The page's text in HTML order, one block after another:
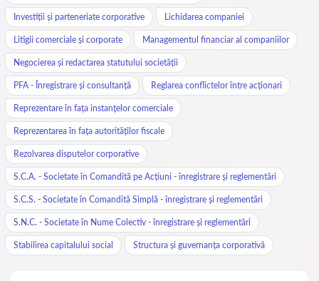
Investiții și parteneriate corporative Lichidarea companiei
Litigii comerciale și corporate Managementul financiar al companiilor
Negocierea și redactarea statutului societății
PFA - Înregistrare și consultanță Reglarea conflictelor între acționari
Reprezentare în fața instanțelor comerciale
Reprezentarea în fața autorităților fiscale
Rezolvarea disputelor corporative
S.C.A. - Societate în Comandită pe Acțiuni - înregistrare și reglementări
S.C.S. - Societate în Comandită Simplă - înregistrare și reglementări
S.N.C. - Societate în Nume Colectiv - înregistrare și reglementări
Stabilirea capitalului social Structura și guvernanța corporativă